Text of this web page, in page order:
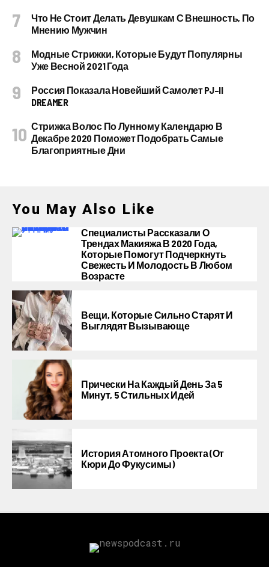
Что Не Стоит Делать Девушкам С Внешность, По
Мнению Мужчин
Модные Стрижки, Которые Будут Популярны
Уже Весной 2021 Года
Россия Показала Новейший Самолет PJ–II
DREAMER
Стрижка Волос По Лунному Календарю В
Декабре 2020 Поможет Подобрать Самые
Благоприятные Дни
You May Also Like
Специалисты Рассказали О
Трендах Макияжа В 2020 Года,
Которые Помогут Подчеркнуть
Свежесть И Молодость В Любом
Возрасте
Вещи, Которые Сильно Старят И
Выглядят Вызывающе
Прически На Каждый День За 5
Минут, 5 Стильных Идей
История Атомного Проекта (от
Кюри До Фукусимы)